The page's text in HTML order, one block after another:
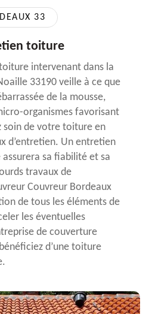
33
toiture
intervenant dans la
33190 veille à ce que
de la mousse,
organismes favorisant
soin de votre toiture en
d’entretien. Un entretien
sa fiabilité et sa
travaux de
Couvreur Bordeaux
de tous les éléments de
les éventuelles
de couverture
d’une toiture